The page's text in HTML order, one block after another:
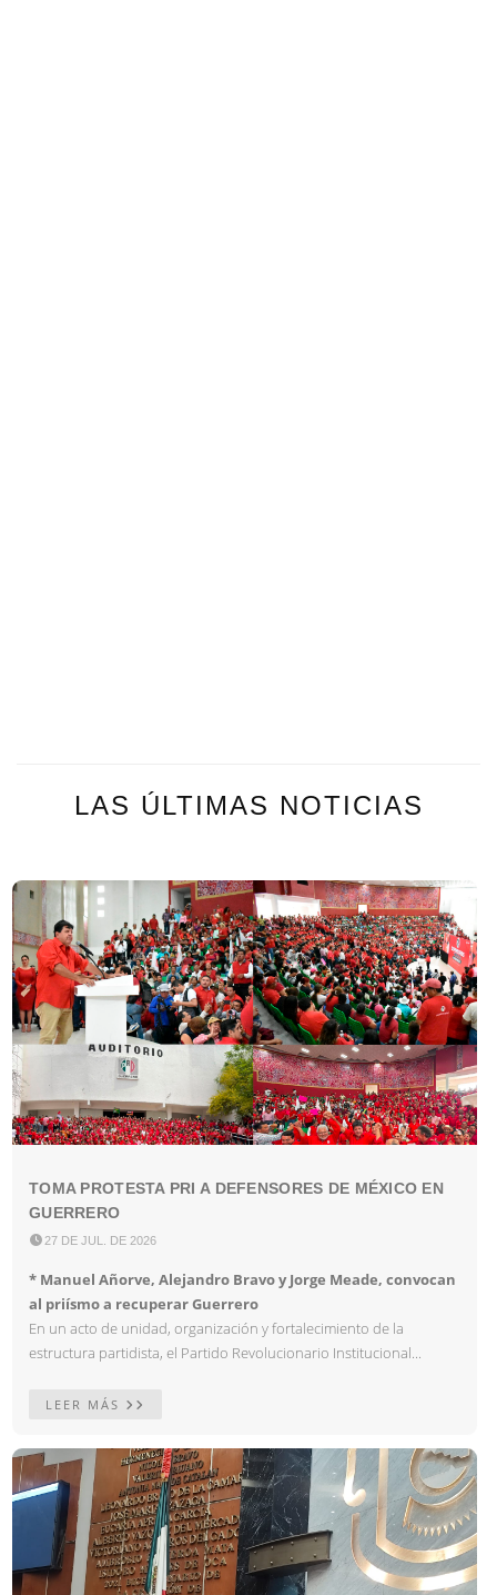
LAS ÚLTIMAS NOTICIAS
TOMA PROTESTA PRI A DEFENSORES DE MÉXICO EN
GUERRERO
 27 DE JUL. DE 2026
* Manuel Añorve, Alejandro Bravo y Jorge Meade, convocan
al priísmo a recuperar Guerrero
En un acto de unidad, organización y fortalecimiento de la
estructura partidista, el Partido Revolucionario Institucional...
LEER MÁS